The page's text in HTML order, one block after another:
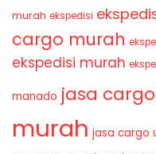
murah ekspedisi
cargo murah
ekspedisi murah
manado jasa cargo
murah jasa cargo